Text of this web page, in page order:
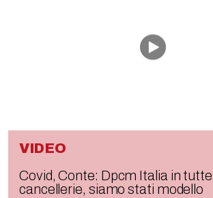
VIDEO
Covid, Conte: Dpcm Italia in
cancellerie, siamo stati modello